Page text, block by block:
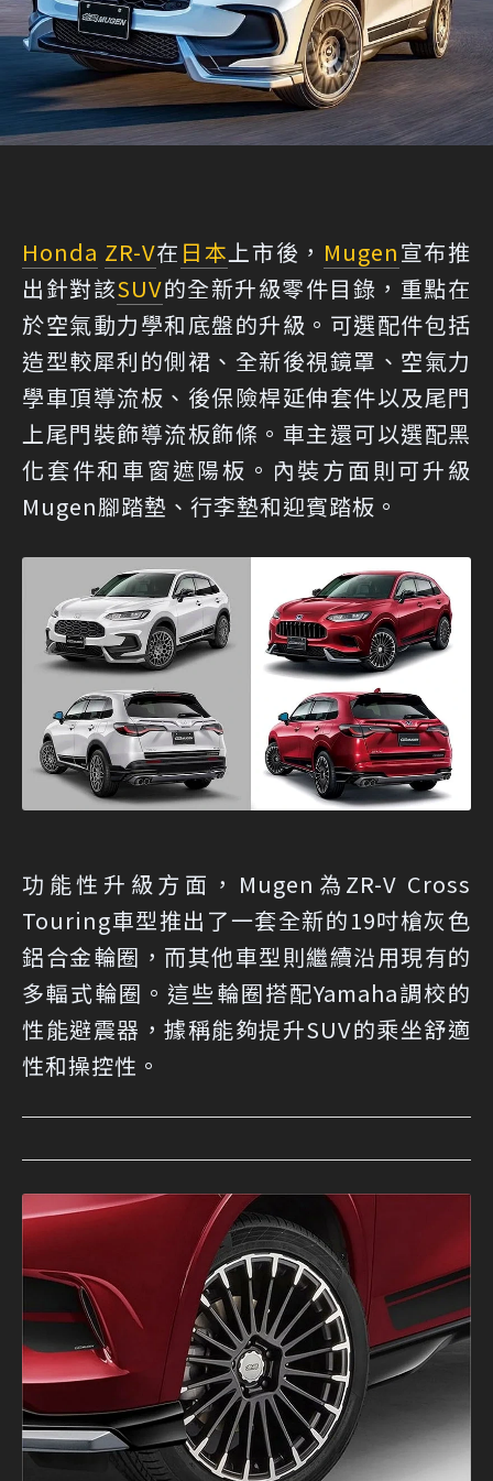
Honda ZR-V在 日本上市後， Mugen宣布推
出針對該SUV的全新升級零件目錄，重點在
於空氣動力學和底盤的升級。可選配件包括
造型較犀利的側裙、全新後視鏡罩、空氣力
學車頂導流板、後保險桿延伸套件以及尾門
上尾門裝飾導流板飾條。車主還可以選配黑
化套件和車窗遮陽板。內裝方面則可升級
Mugen腳踏墊、行李墊和迎賓踏板。
功能性升級方面，Mugen為ZR-V Cross
Touring車型推出了一套全新的19吋槍灰色
鋁合金輪圈，而其他車型則繼續沿用現有的
多輻式輪圈。這些輪圈搭配Yamaha調校的
性能避震器，據稱能夠提升SUV的乘坐舒適
性和操控性。